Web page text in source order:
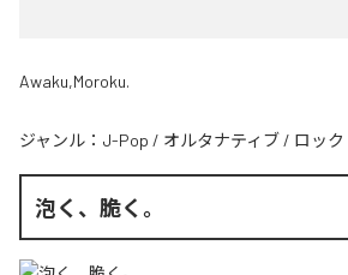
Awaku,Moroku.
ジャンル： J-Pop / オルタナティブ / ロック
泡く、脆く。